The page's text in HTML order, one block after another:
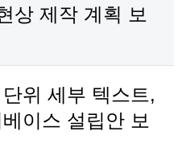
상 제작 계획 보
위 세부 텍스트,
이스 설립안 보